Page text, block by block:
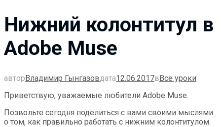
Нижний колонтитул в
Adobe Muse
авторВладимир Гынгазовдата12.06.2017вВсе уроки
Приветствую, уважаемые любители Adobe Muse.
Позвольте сегодня поделиться с вами своими мыслями
о том, как правильно работать с нижним колонтитулом.